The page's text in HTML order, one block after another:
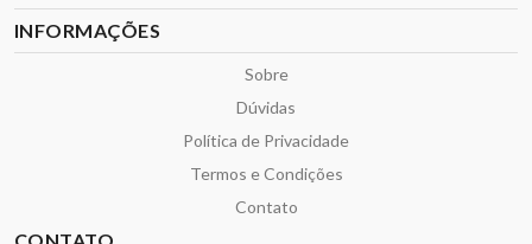
INFORMAÇÕES
Sobre
Dúvidas
Política de Privacidade
Termos e Condições
Contato